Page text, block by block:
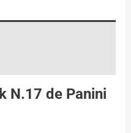
N.17 de Panini